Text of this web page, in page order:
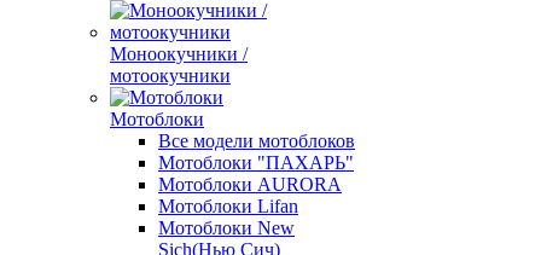
Моноокучники /
мотоокучники
Мотоблоки
Все модели мотоблоков
Мотоблоки "ПАХАРЬ"
Мотоблоки AURORA
Мотоблоки Lifan
Мотоблоки New
Sich(Нью Сич)